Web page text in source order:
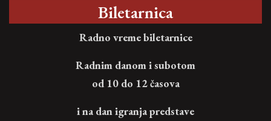
Biletarnica
Radno vreme biletarnice
Radnim danom i subotom
od 10 do 12 časova
i na dan igranja predstave